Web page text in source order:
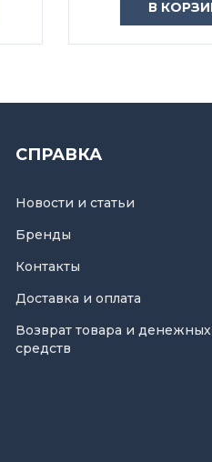
В КОРЗИНУ
СПРАВКА
Новости и статьи
Бренды
Контакты
Доставка и оплата
Возврат товара и денежных
средств